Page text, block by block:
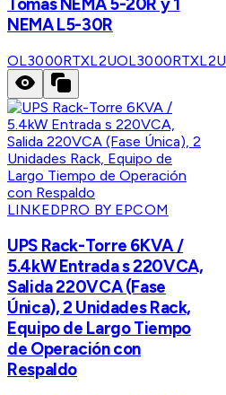
Tomas NEMA 5-20R y 1
NEMA L5-30R
OL3000RTXL2UOL3000RTXL2U
LINKEDPRO BY EPCOM
UPS Rack-Torre 6KVA /
5.4kW Entrada s 220VCA,
Salida 220VCA (Fase
Única), 2 Unidades Rack,
Equipo de Largo Tiempo
de Operación con
Respaldo